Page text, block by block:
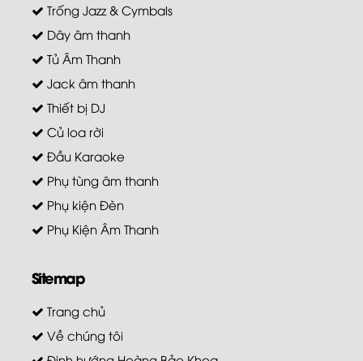
Trống Jazz & Cymbals
Dây âm thanh
Tủ Âm Thanh
Jack âm thanh
Thiết bị DJ
Củ loa rời
Đầu Karaoke
Phụ tùng âm thanh
Phụ kiện Đèn
Phụ Kiện Âm Thanh
Sitemap
Trang chủ
Về chúng tôi